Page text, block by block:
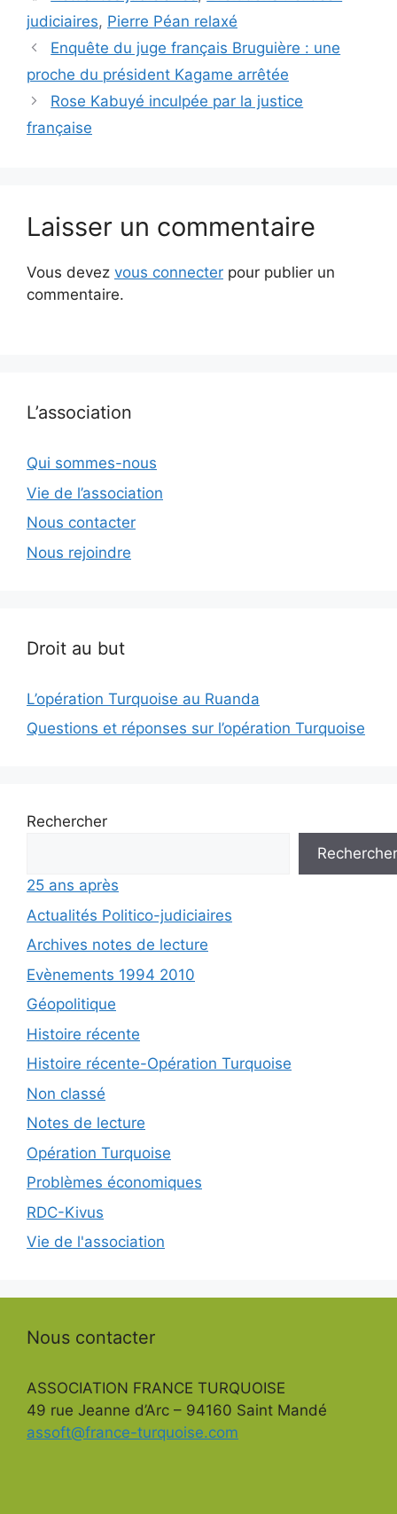
judiciaires, Pierre Péan relaxé
Enquête du juge français Bruguière : une
proche du président Kagame arrêtée
Rose Kabuyé inculpée par la justice
française
Laisser un commentaire
Vous devez vous connecter pour publier un
commentaire.
L’association
Qui sommes-nous
Vie de l’association
Nous contacter
Nous rejoindre
Droit au but
L’opération Turquoise au Ruanda
Questions et réponses sur l’opération Turquoise
Rechercher
Rechercher
25 ans après
Actualités Politico-judiciaires
Archives notes de lecture
Evènements 1994 2010
Géopolitique
Histoire récente
Histoire récente-Opération Turquoise
Non classé
Notes de lecture
Opération Turquoise
Problèmes économiques
RDC-Kivus
Vie de l'association
Nous contacter
ASSOCIATION FRANCE TURQUOISE
49 rue Jeanne d’Arc – 94160 Saint Mandé
assoft@france-turquoise.com